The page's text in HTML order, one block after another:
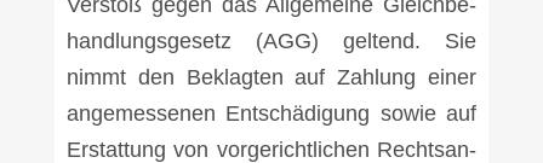
Ver­stoß gegen das All­ge­mei­ne Gleich­be­
hand­lungs­ge­setz (AGG) gel­tend. Sie
nimmt den Beklag­ten auf Zah­lung einer
ange­mes­se­nen Ent­schä­di­gung sowie auf
Erstat­tung von vor­ge­richt­li­chen Rechts­an­